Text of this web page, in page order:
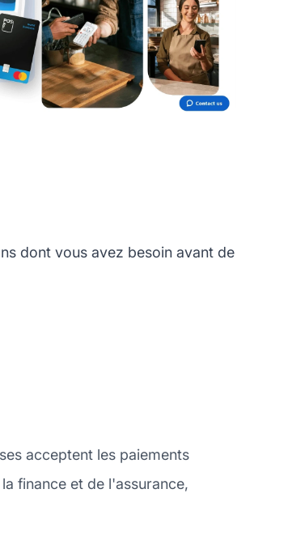
dont vous avez besoin avant de
acceptent les paiements
finance et de l'assurance,